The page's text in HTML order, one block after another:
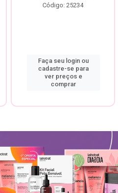
Código: 25234
Faça seu login ou
cadastre-se para
ver preços e
comprar